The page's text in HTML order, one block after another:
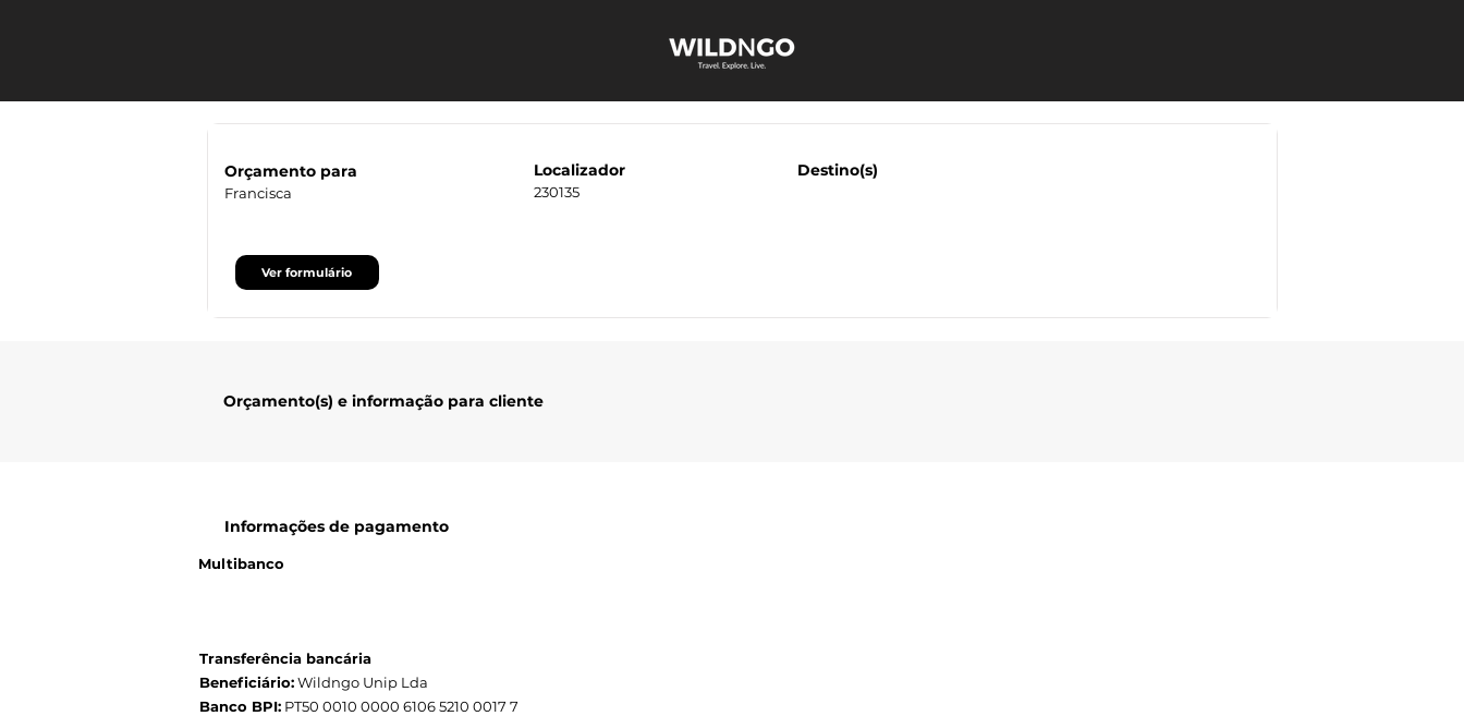
Localizador
230135
Destino(s)
Ver formulário
Orçamento para
Francisca
Orçamento(s) e informação para cliente
Informações de pagamento
Multibanco
Transferência bancária
Beneficiário:Wildngo Unip Lda
Banco BPI: PT50 0010 0000 6106 5210 0017 7